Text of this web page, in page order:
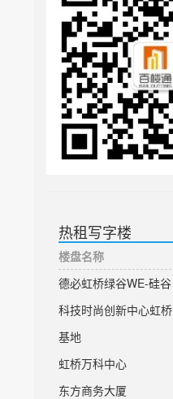
热租写字楼
楼盘名称
德必虹桥绿谷WE-硅谷
科技时尚创新中心虹桥
基地
虹桥万科中心
东方商务大厦